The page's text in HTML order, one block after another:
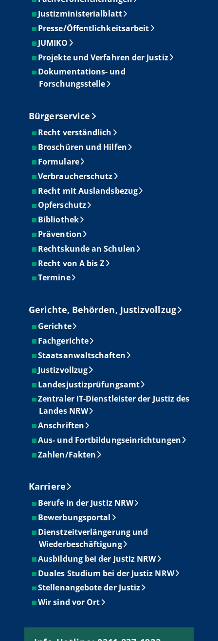
Justizministerialblatt
Presse/Öffentlichkeitsarbeit
JUMIKO
Projekte und Verfahren der Justiz
Dokumentations- und
Forschungsstelle
Bürgerservice
Recht verständlich
Broschüren und Hilfen
Formulare
Verbraucherschutz
Recht mit Auslandsbezug
Opferschutz
Bibliothek
Prävention
Rechtskunde an Schulen
Recht von A bis Z
Termine
Gerichte, Behörden, Justizvollzug
Gerichte
Fachgerichte
Staatsanwaltschaften
Justizvollzug
Landesjustizprüfungsamt
Zentraler IT-Dienstleister der Justiz des
Landes NRW
Anschriften
Aus- und Fortbildungseinrichtungen
Zahlen/Fakten
Karriere
Berufe in der Justiz NRW
Bewerbungsportal
Dienstzeitverlängerung und
Wiederbeschäftigung
Ausbildung bei der Justiz NRW
Duales Studium bei der Justiz NRW
Stellenangebote der Justiz
Wir sind vor Ort